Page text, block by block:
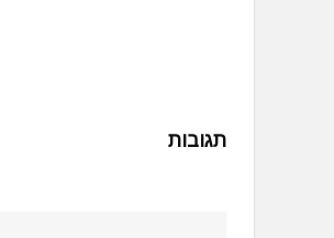
תגובות